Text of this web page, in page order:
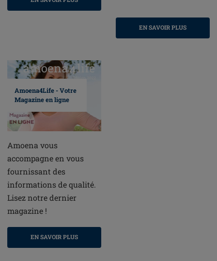
EN SAVOIR PLUS
Amoena4Life - Votre
Magazine en ligne
Amoena vous
accompagne en vous
fournissant des
informations de qualité.
Lisez notre dernier
magazine !
EN SAVOIR PLUS